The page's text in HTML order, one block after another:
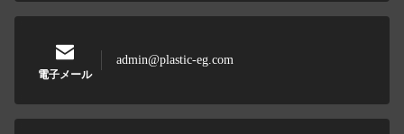
電子メール
admin@plastic-eg.com